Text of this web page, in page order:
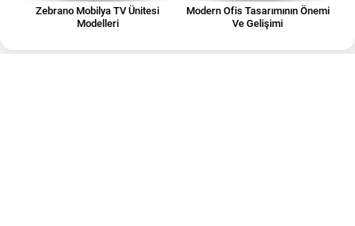
Zebrano Mobilya TV Ünitesi
Modelleri
Modern Ofis Tasarımının Önemi
Ve Gelişimi